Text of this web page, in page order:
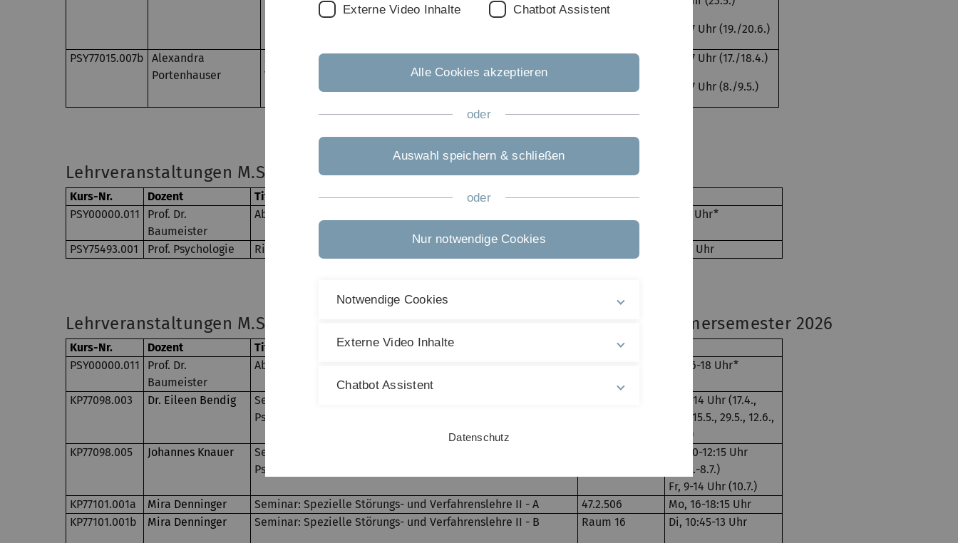
Fr-Sa, 9-17 Uhr (19./20.6.)
PSY77015.007b
Alexandra
Portenhauser
Seminar: Psychotherapeutische Verfahren im
Vergleich - Was wirkt wie, wann, wo und für wen?
47.2.506 Fr-Sa, 9-17 Uhr (17./18.4.)
Fr-Sa, 9-17 Uhr (8./9.5.)
Lehrveranstaltungen M.Sc. Klinische Psychologie im Sommersemester 2026
Kurs-Nr. Dozent Titel Raum
PSY00000.011
Prof. Dr.
Baumeister
Abteilungskolloquium Di, 16-18 Uhr*
PSY75493.001 Prof. Psychologie Ringvorlesung: Gesundheit und Wohlbefinden Mi, 10-12 Uhr
Lehrveranstaltungen M.Sc. Klinische Psychologie und Psychotherapie im Sommersemester 2026
Kurs-Nr. Dozent Titel
PSY00000.011
Prof. Dr.
Baumeister
Abteilungskolloquium Di, 16-18 Uhr*
KP77098.003 Dr. Eileen Bendig
Seminar: Forschungsorientiertes Praktikum II –
Psychotherapieforschung C
Fr, 9-14 Uhr (17.4.,
8.5., 15.5., 29.5., 12.6.,
10.7.)
KP77098.005
Johannes Knauer
Seminar: Forschungsorientiertes Praktikum II –
Psychotherapieforschung E
Mi, 10-12:15 Uhr
(22.4.-8.7.)
Fr, 9-14 Uhr (10.7.)
KP77101.001a
Mira Denninger Seminar: Spezielle Störungs- und Verfahrenslehre II - A 47.2.506
Mo, 16-18:15 Uhr
KP77101.001b
Mira Denninger Seminar: Spezielle Störungs- und Verfahrenslehre II - B Raum 16 Di, 10:45-13 Uhr
Externe Video Inhalte Chatbot Assistent
Alle Cookies akzeptieren
oder
Auswahl speichern & schließen
oder
Nur notwendige Cookies
Notwendige Cookies
Externe Video Inhalte
Chatbot Assistent
Datenschutz